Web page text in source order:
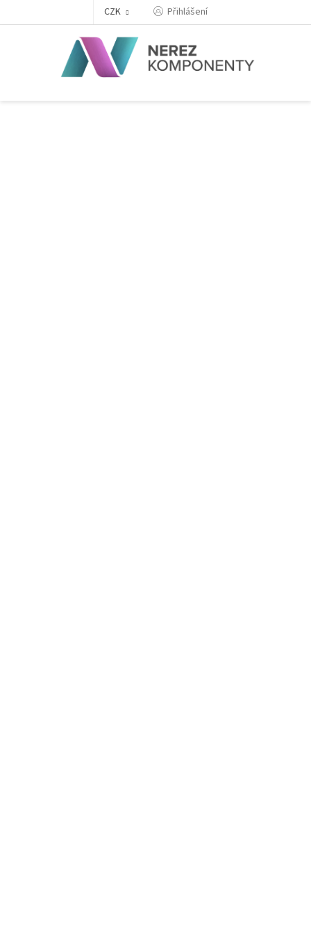
CZK Přihlášení